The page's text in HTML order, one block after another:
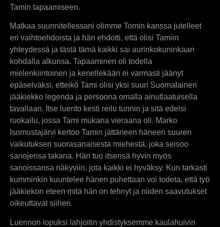
Tamin tapaamiseen.
Matkaa suunnitellessani olimme Tomin kanssa jutelleet
eri vaihtoehdoista ja hän ehdotti, että olisi Tamiin
yhteydessä ja tästä tämä kaikki sai aurinkokuninkaan
kohdalla alkunsa. Tapaaminen oli todella
mielenkiintoinen ja kenellekään ei varmasti jäänyt
epäselväksi, etteikö Tami olisi yksi suuri Suomalainen
jääkiekko legenda ja persoona omalla ainutlaatuisella
tavallaan. Itse luento kesti reilu tunnin ja sitä edelsi
ruokailu, jossa Tami mukana vieraana oli. Marko
Isomustajärvi kertoo Tamin jättäneen häneen suuren
vaikutuksen suorasanaisesta miehestä, joka seisoo
sanojensa takana. Hän tuo itsensä hyvin myös
sanoissansa näkyviin, jota kaikki ei hyväksy. Kun tarkasti
kumminkin kuuntelee hänen puhettaan voi todeta, että työ
jääkiekon eteen mitä hän on tehnyt ja niiden saavutukset
oikeuttavat siihen.
Luennon lopuksi lahjoitin yhdistyksemme kaulahuivin